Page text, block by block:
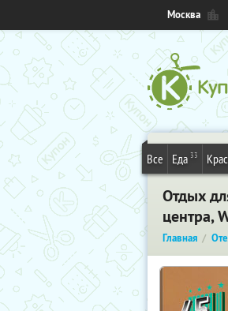
Москва
Все Еда 33
Отдых
центра,
Главная